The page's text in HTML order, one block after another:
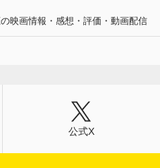
映画情報・感想・評価・動画配信
公式X